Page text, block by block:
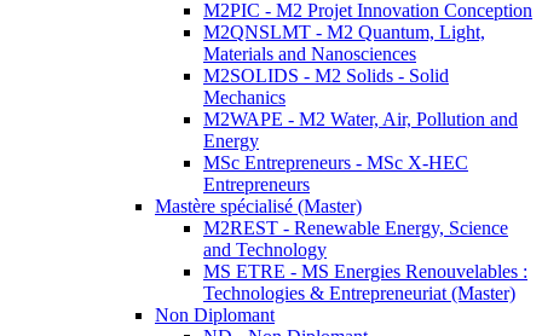
M2PIC - M2 Projet Innovation Conception
M2QNSLMT - M2 Quantum, Light,
Materials and Nanosciences
M2SOLIDS - M2 Solids - Solid
Mechanics
M2WAPE - M2 Water, Air, Pollution and
Energy
MSc Entrepreneurs - MSc X-HEC
Entrepreneurs
Mastère spécialisé (Master)
M2REST - Renewable Energy, Science
and Technology
MS ETRE - MS Energies Renouvelables :
Technologies & Entrepreneuriat (Master)
Non Diplomant